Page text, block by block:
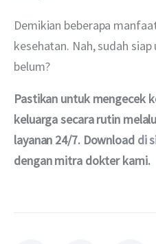
Demikian beberapa
kesehatan. Nah, sudah
belum?
Pastikan untuk mengecek
keluarga secara rutin
layanan 24/7. Download di
dengan mitra dokter kami.